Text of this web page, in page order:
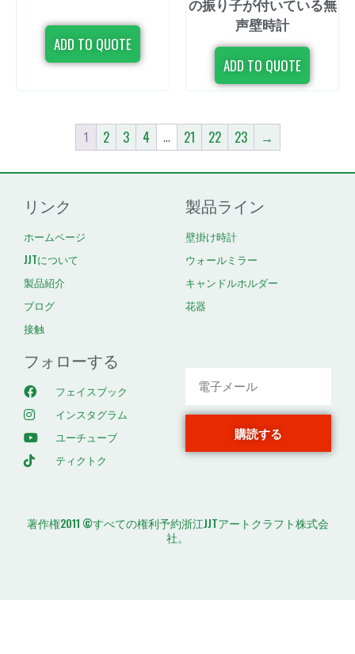
ADD TO QUOTE
の振り子が付いている無
声壁時計
ADD TO QUOTE
1 2 3 4 ... 21 22 23 →
リンク
ホームページ
JJTについて
製品紹介
ブログ
接触
製品ライン
壁掛け時計
ウォールミラー
キャンドルホルダー
花器
フォローする
フェイスブック
インスタグラム
ユーチューブ
ティクトク
購読する
著作権2011 ©すべての権利予約浙江JJTアートクラフト株式会
社。